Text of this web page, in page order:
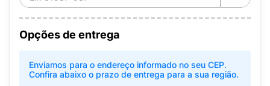
Opções de entrega
Enviamos para o endereço informado no seu CEP.
Confira abaixo o prazo de entrega para a sua região.